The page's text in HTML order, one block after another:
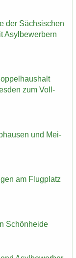
der Säch­si­schen
Asyl­be­wer­bern
zum Voll­
und Mei­
am Flug­platz
Schön­hei­de